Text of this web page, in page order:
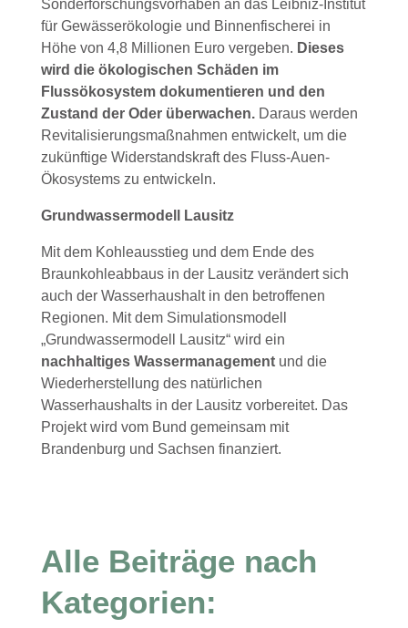
Sonderforschungsvorhaben an das Leibniz-Institut
für Gewässerökologie und Binnenfischerei in
Höhe von 4,8 Millionen Euro vergeben. Dieses
wird die ökologischen Schäden im
Flussökosystem dokumentieren und den
Zustand der Oder überwachen.Daraus werden
Revitalisierungsmaßnahmen entwickelt, um die
zukünftige Widerstandskraft des Fluss-Auen-
Ökosystems zu entwickeln.
Grundwassermodell Lausitz
Mit dem Kohleausstieg und dem Ende des
Braunkohleabbaus in der Lausitz verändert sich
auch der Wasserhaushalt in den betroffenen
Regionen. Mit dem Simulationsmodell
„Grundwassermodell Lausitz“ wird ein
nachhaltiges Wassermanagementund die
Wiederherstellung des natürlichen
Wasserhaushalts in der Lausitz vorbereitet. Das
Projekt wird vom Bund gemeinsam mit
Brandenburg und Sachsen finanziert.
Alle Beiträge nach
Kategorien: